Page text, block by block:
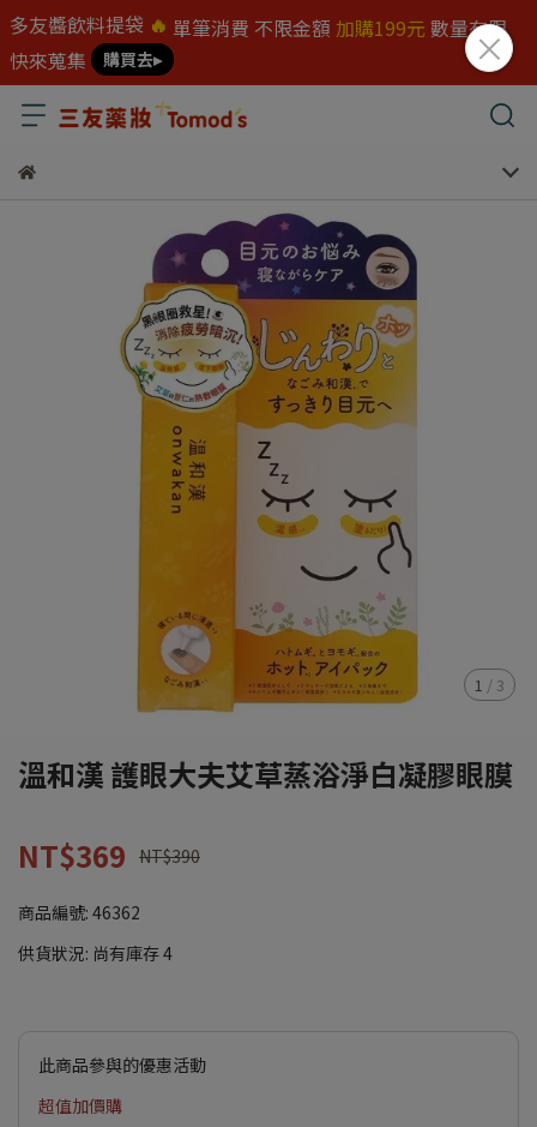
多友醬飲料提袋 🔥 單筆消費 不限金額 加購199元 數量有限
快來蒐集
購買去▸
1 / 3
溫和漢 護眼大夫艾草蒸浴淨白凝膠眼膜
NT$369 NT$390
商品編號: 46362
供貨狀況: 尚有庫存 4
此商品參與的優惠活動
超值加價購